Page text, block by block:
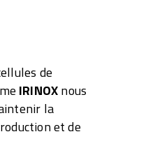
de
IRINOXnous
la
et de